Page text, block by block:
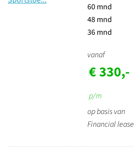
60 mnd
48 mnd
36 mnd
vanaf
€ 330,-
p/m
op basis van
Financial lease